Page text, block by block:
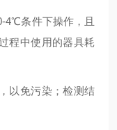
4℃条件下操作，且
程中使用的器具耗
以免污染；检测结